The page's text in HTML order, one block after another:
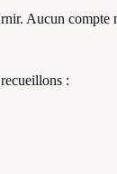
Aucun compte
: